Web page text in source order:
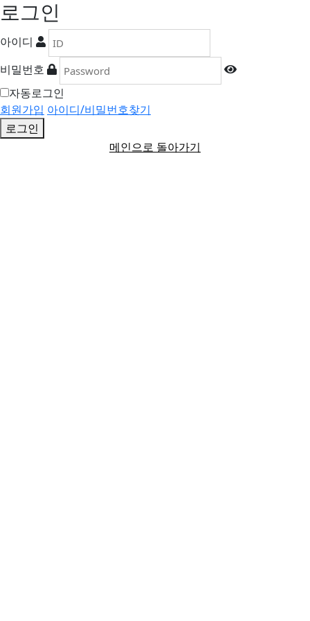
로그인
아이디
비밀번호
자동로그인
회원가입 아이디/비밀번호찾기
로그인
메인으로 돌아가기